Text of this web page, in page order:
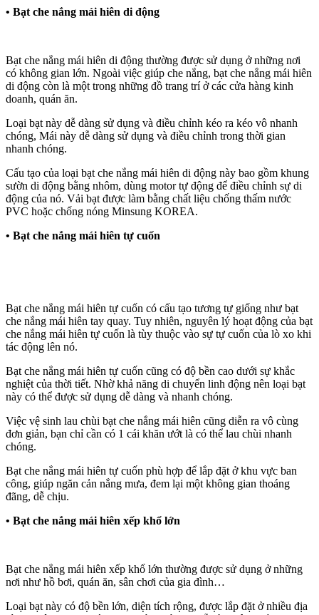
• Bạt che nắng mái hiên di động
Bạt che nắng mái hiên di động thường được sử dụng ở những nơi
có không gian lớn. Ngoài việc giúp che nắng, bạt che nắng mái hiên
di động còn là một trong những đồ trang trí ở các cửa hàng kinh
doanh, quán ăn.
Loại bạt này dễ dàng sử dụng và điều chỉnh kéo ra kéo vô nhanh
chóng, Mái này dễ dàng sử dụng và điều chỉnh trong thời gian
nhanh chóng.
Cấu tạo của loại bạt che nắng mái hiên di động này bao gồm khung
sườn di động bằng nhôm, dùng motor tự động để điều chỉnh sự di
động của nó. Vải bạt được làm bằng chất liệu chống thấm nước
PVC hoặc chống nóng Minsung KOREA.
• Bạt che nắng mái hiên tự cuốn
Bạt che nắng mái hiên tự cuốn có cấu tạo tương tự giống như bạt
che nắng mái hiên tay quay. Tuy nhiên, nguyên lý hoạt động của bạt
che nắng mái hiên tự cuốn là tùy thuộc vào sự tự cuốn của lò xo khi
tác động lên nó.
Bạt che nắng mái hiên tự cuốn cũng có độ bền cao dưới sự khắc
nghiệt của thời tiết. Nhờ khả năng di chuyển linh động nên loại bạt
này có thể được sử dụng dễ dàng và nhanh chóng.
Việc vệ sinh lau chùi bạt che nắng mái hiên cũng diễn ra vô cùng
đơn giản, bạn chỉ cần có 1 cái khăn ướt là có thể lau chùi nhanh
chóng.
Bạt che nắng mái hiên tự cuốn phù hợp để lắp đặt ở khu vực ban
công, giúp ngăn cản nắng mưa, đem lại một không gian thoáng
đãng, dễ chịu.
• Bạt che nắng mái hiên xếp khổ lớn
Bạt che nắng mái hiên xếp khổ lớn thường được sử dụng ở những
nơi như hồ bơi, quán ăn, sân chơi của gia đình…
Loại bạt này có độ bền lớn, diện tích rộng, được lắp đặt ở nhiều địa